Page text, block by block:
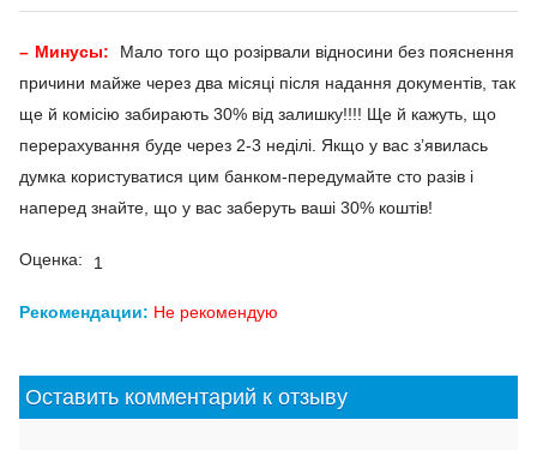
Минусы:
Мало того що розірвали відносини без пояснення
причини майже через два місяці після надання документів, так
ще й комісію забирають 30% від залишку!!!! Ще й кажуть, що
перерахування буде через 2-3 неділі. Якщо у вас зʼявилась
думка користуватися цим банком-передумайте сто разів і
наперед знайте, що у вас заберуть ваші 30% коштів!
Оценка: 1
Рекомендации: Не рекомендую
Оставить комментарий к отзыву